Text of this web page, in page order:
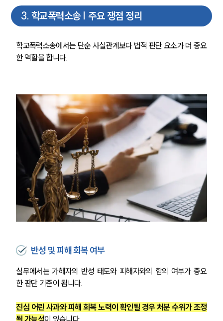
3. 학교폭력소송 | 주요 쟁점 정리
학교폭력소송에서는 단순 사실관계보다 법적 판단 요소가 더 중요
한 역할을 합니다.
반성 및 피해 회복 여부
실무에서는 가해자의 반성 태도와 피해자와의 합의 여부가 중요
한 판단 기준이 됩니다.
진심 어린 사과와 피해 회복 노력이 확인될 경우 처분 수위가 조정